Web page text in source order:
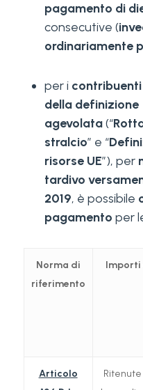
pagamento di
consecutive (
ordinariamente
per i
della definizione
agevolata(“
stralcio” e “
risorse UE”), per
tardivo
2019, è possibile
pagamento per
Norma di
riferimento
Importi
Articolo
Ritenute